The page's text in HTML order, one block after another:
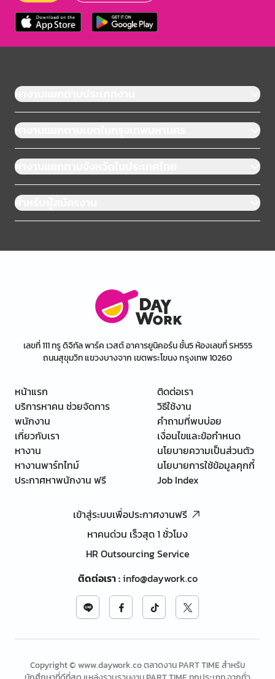
หางานแยกตามประเภทงาน
หางานแยกตามเขตในกรุงเทพมหานคร
หางานแยกตามจังหวัดในประเทศไทย
สำหรับผู้สมัครงาน
เลขที่ 111 ทรู ดิจิทัล พาร์ค เวสต์ อาคารยูนิคอร์น ชั้น5 ห้องเลขที่ SH555
ถนนสุขุมวิท แขวงบางจาก เขตพระโขนง กรุงเทพ 10260
หน้าแรก
บริการหาคน ช่วยจัดการ
พนักงาน
เกี่ยวกับเรา
หางาน
หางานพาร์ทไทม์
ประกาศหาพนักงาน ฟรี
ติดต่อเรา
วิธีใช้งาน
คำถามที่พบบ่อย
เงื่อนไขและข้อกำหนด
นโยบายความเป็นส่วนตัว
นโยบายการใช้ข้อมูลคุกกี้
Job Index
เข้าสู่ระบบเพื่อประกาศงานฟรี
หาคนด่วน เร็วสุด 1 ชั่วโมง
HR Outsourcing Service
ติดต่อเรา:info@daywork.co
Copyright © www.daywork.co ตลาดงาน PART TIME สำหรับ